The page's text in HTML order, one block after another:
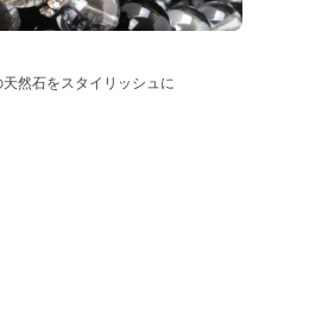
然石をスタイリッシュに